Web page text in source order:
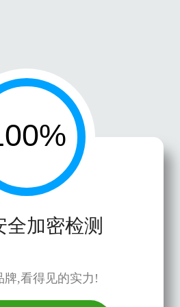
全加密检测
牌,看得见的实力!